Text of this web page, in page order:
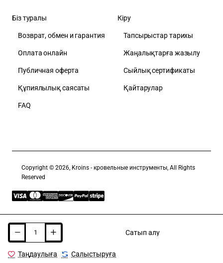
Сатып алу
Таңдаулыға Салыстыруға
Біз туралы
Возврат, обмен и гарантия
Оплата онлайн
Публичная оферта
Құпиялылық саясаты
FAQ
Кіру
Тапсырыстар тарихы
Жаңалықтарға жазылу
Сыйлық сертификаты
Қайтарулар
Copyright © 2026, Kroins - кровельные инструменты, All Rights
Reserved